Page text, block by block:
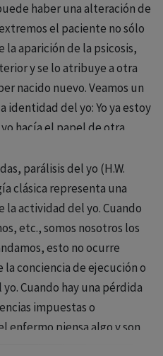
haber una alteración de
el paciente no sólo
aparición de la psicosis,
y se lo atribuye a otra
nacido nuevo. Veamos un
identidad del yo: Yo ya estoy
hacía el papel de otra
alegre. Yo me encuentro
no tener problemas me
como al borracho beber
me parece que he
más tristes, es lo que
parálisis del yo (H.W.
clásica representa una
la actividad del yo. Cuando
etc., somos nosotros los
esto no ocurre
conciencia de ejecución o
Cuando hay una pérdida
impuestas o
enfermo piensa algo y son